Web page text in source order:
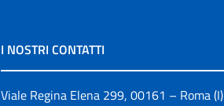
I NOSTRI CONTATTI
Viale Regina Elena 299, 00161 – Roma (I)